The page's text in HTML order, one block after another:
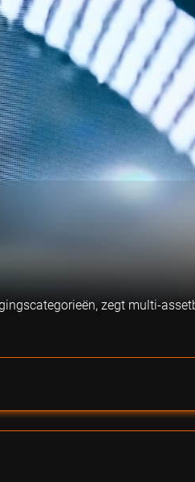
zegt multi-